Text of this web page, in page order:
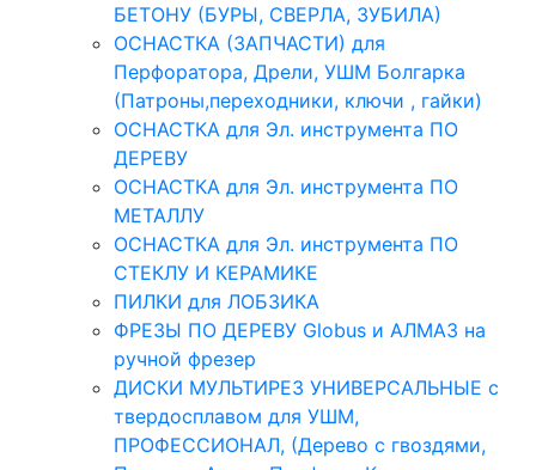
БЕТОНУ (БУРЫ, СВЕРЛА, ЗУБИЛА)
ОСНАСТКА (ЗАПЧАСТИ) для
Перфоратора, Дрели, УШМ Болгарка
(Патроны,переходники, ключи , гайки)
ОСНАСТКА для Эл. инструмента ПО
ДЕРЕВУ
ОСНАСТКА для Эл. инструмента ПО
МЕТАЛЛУ
ОСНАСТКА для Эл. инструмента ПО
СТЕКЛУ И КЕРАМИКЕ
ПИЛКИ для ЛОБЗИКА
ФРЕЗЫ ПО ДЕРЕВУ Globus и АЛМАЗ на
ручной фрезер
ДИСКИ МУЛЬТИРЕЗ УНИВЕРСАЛЬНЫЕ с
твердосплавом для УШМ,
ПРОФЕССИОНАЛ, (Дерево с гвоздями,